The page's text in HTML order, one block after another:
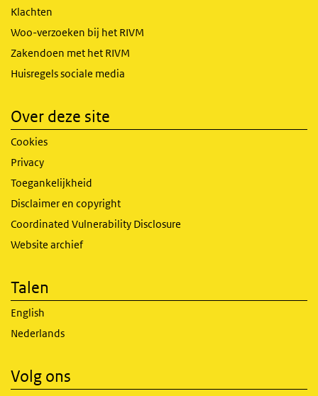
Klachten
Woo-verzoeken bij het RIVM
Zakendoen met het RIVM
Huisregels sociale media
Over deze site
Cookies
Privacy
Toegankelijkheid
Disclaimer en copyright
Coordinated Vulnerability Disclosure
Website archief
Talen
English
Nederlands
Volg ons